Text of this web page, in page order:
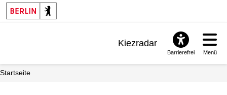
Kiezradar
Barrierefrei Menü
Startseite